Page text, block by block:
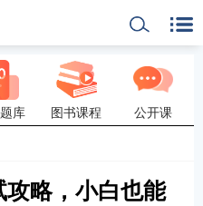
库 图书课程 公开课
略，小白也能